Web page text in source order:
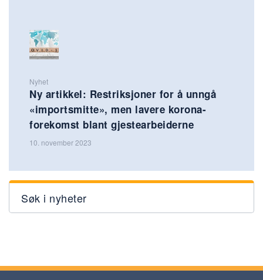
Nyhet
Ny artikkel: Restriksjoner for å unngå
«importsmitte», men lavere korona-
forekomst blant gjestearbeiderne
10. november 2023
Søk i nyheter